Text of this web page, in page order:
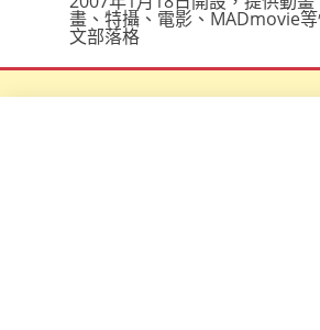
畫、特攝、電影、MADmovie
文部落格